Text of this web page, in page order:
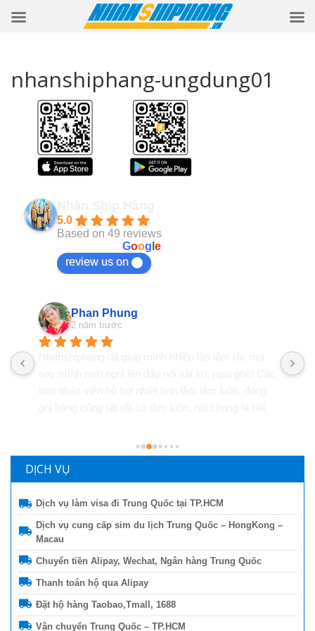
nhanshiphang-ungdung01
5.0
Based on 49 reviews
Goog e
review us on
Pan Jasmine
2 năm trước
dịch vụ họ mang lại. Có vấn đề xảy ra cũng hỗ trợ
mình rất nhiệt tình
DỊCH VỤ
Dịch vụ làm visa đi Trung Quốc tại TP.HCM
Dịch vụ cung cấp sim du lịch Trung Quốc – HongKong –
Macau
Chuyển tiền Alipay, Wechat, Ngân hàng Trung Quốc
Thanh toán hộ qua Alipay
Đặt hộ hàng Taobao,Tmall, 1688
Vận chuyển Trung Quốc – TP.HCM